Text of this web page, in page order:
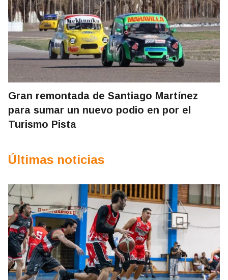
Gran remontada de Santiago Martínez
para sumar un nuevo podio en por el
Turismo Pista
Últimas noticias